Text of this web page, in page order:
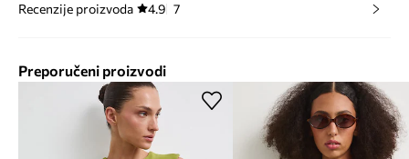
Recenzije proizvoda 4.9 7
Preporučeni proizvodi